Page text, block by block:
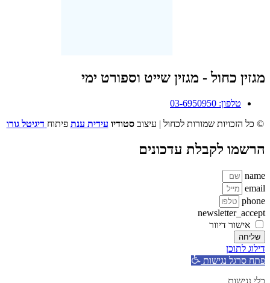
מגזין כחול - מגזין שייט וספורט ימי
טלפון: 03-6950950
© כל הזכויות שמורות לכחול | עיצובסטודיו עידית ענת פיתוח דיגיטל גורו
הרשמו לקבלת עדכונים
name
email
phone
newsletter_accept
אישור דיוור
שליחה
דילוג לתוכן
פתח סרגל נגישות
כלי נגישות